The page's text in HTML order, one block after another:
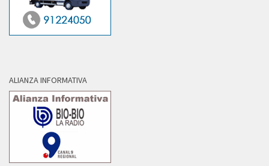
ALIANZA INFORMATIVA